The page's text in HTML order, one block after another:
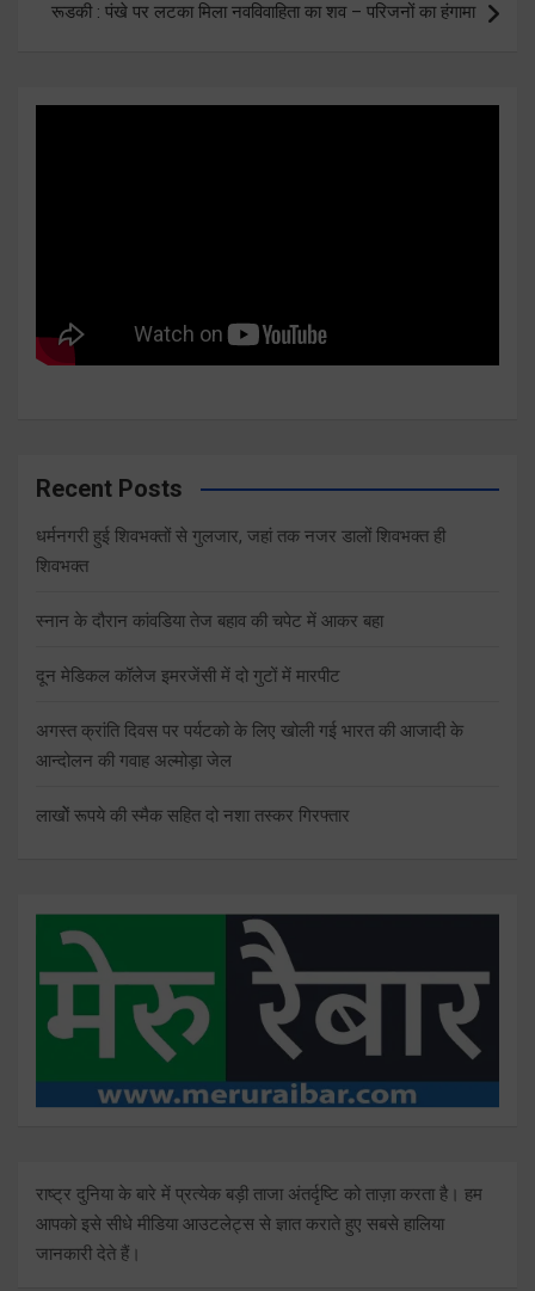
रूडकी : पंखे पर लटका मिला नवविवाहिता का शव – परिजनों का हंगामा
Recent Posts
धर्मनगरी हुई शिवभक्तों से गुलजार, जहां तक नजर डालों शिवभक्त ही
शिवभक्त
स्नान के दौरान कांवडिया तेज बहाव की चपेट में आकर बहा
दून मेडिकल कॉलेज इमरजेंसी में दो गुटों में मारपीट
अगस्त क्रांति दिवस पर पर्यटको के लिए खोली गई भारत की आजादी के
आन्दोलन की गवाह अल्मोड़ा जेल
लाखोें रूपये की स्मैक सहित दो नशा तस्कर गिरफ्तार
राष्ट्र दुनिया के बारे में प्रत्येक बड़ी ताजा अंतर्दृष्टि को ताज़ा करता है। हम
आपको इसे सीधे मीडिया आउटलेट्स से ज्ञात कराते हुए सबसे हालिया
जानकारी देते हैं।